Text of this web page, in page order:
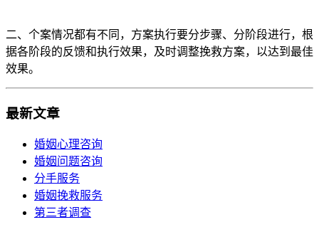
二、个案情况都有不同，方案执行要分步骤、分阶段进行，根
据各阶段的反馈和执行效果，及时调整挽救方案，以达到最佳
效果。
最新文章
婚姻心理咨询
婚姻问题咨询
分手服务
婚姻挽救服务
第三者调查